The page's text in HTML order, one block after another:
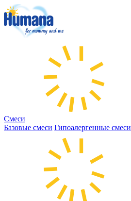
Смеси
Базовые смеси Гипоалергенные смеси